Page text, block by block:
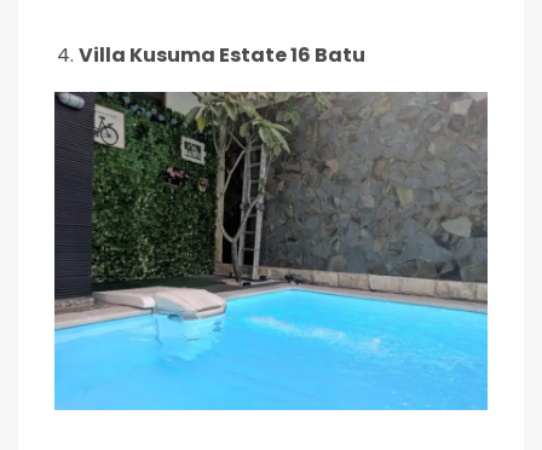
Villa Kusuma Estate 16 Batu